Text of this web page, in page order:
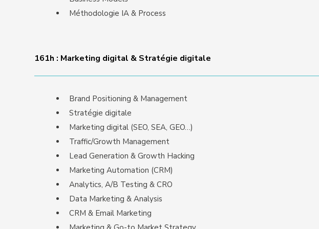
Méthodologie IA & Process
161h : Marketing digital & Stratégie digitale
Brand Positioning & Management
Stratégie digitale
Marketing digital (SEO, SEA, GEO…)
Traffic/Growth Management
Lead Generation & Growth Hacking
Marketing Automation (CRM)
Analytics, A/B Testing & CRO
Data Marketing & Analysis
CRM & Email Marketing